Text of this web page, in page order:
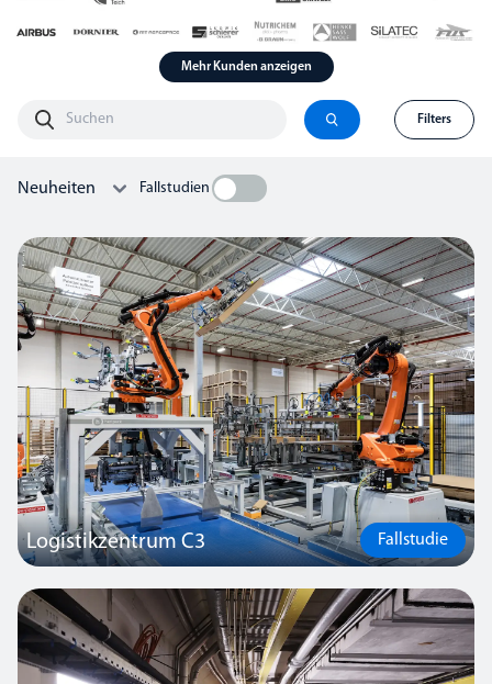
Mehr Kunden anzeigen
Filters
Fallstudien
Logistikzentrum C3 Fallstudie
Das SmartScan-Beleuchtungssystem in diesem neuen
Logistikzentrum nutzt intelligente Anwesenheits- und
Tageslichtsensoren, um eine optimale Beleuchtungsstärke zu
gewährleisten, die Energieeffizienz zu steigern und dazu
beizutragen, den Stromverbrauch und die Kosten zu minimieren.